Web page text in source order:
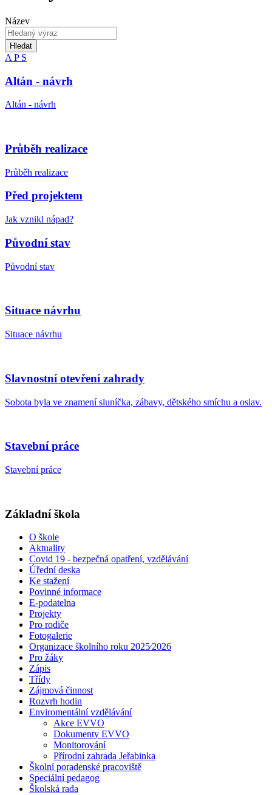
Název
Hledat
A P S
Altán - návrh
Altán - návrh
Průběh realizace
Průběh realizace
Před projektem
Jak vznikl nápad?
Původní stav
Původní stav
Situace návrhu
Situace návrhu
Slavnostní otevření zahrady
Sobota byla ve znamení sluníčka, zábavy, dětského smíchu a oslav.
Stavební práce
Stavební práce
Základní škola
O škole
Aktuality
Covid 19 - bezpečná opatření, vzdělávání
Úřední deska
Ke stažení
Povinné informace
E-podatelna
Projekty
Pro rodiče
Fotogalerie
Organizace školního roku 2025⁄2026
Pro žáky
Zápis
Třídy
Zájmová činnost
Rozvrh hodin
Enviromentální vzdělávání
Akce EVVO
Dokumenty EVVO
Monitorování
Přírodní zahrada Jeřabinka
Školní poradenské pracoviště
Speciální pedagog
Školská rada